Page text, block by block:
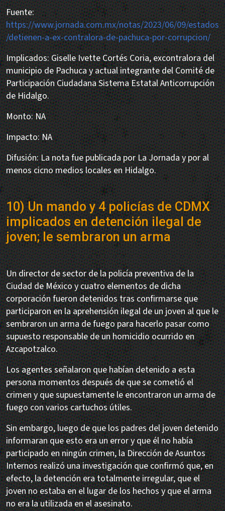
Fuente:
https://www.jornada.com.mx/notas/2023/06/09/estados
/detienen-a-ex-contralora-de-pachuca-por-corrupcion/
Implicados: Giselle Ivette Cortés Coria, excontralora del
municipio de Pachuca y actual integrante del Comité de
Participación Ciudadana Sistema Estatal Anticorrupción
de Hidalgo.
Monto: NA
Impacto: NA
Difusión: La nota fue publicada por La Jornada y por al
menos cicno medios locales en Hidalgo.
10) Un mando y 4 policías de CDMX
implicados en detención ilegal de
joven; le sembraron un arma
Un director de sector de la policía preventiva de la
Ciudad de México y cuatro elementos de dicha
corporación fueron detenidos tras confirmarse que
participaron en la aprehensión ilegal de un joven al que le
sembraron un arma de fuego para hacerlo pasar como
supuesto responsable de un homicidio ocurrido en
Azcapotzalco.
Los agentes señalaron que habían detenido a esta
persona momentos después de que se cometió el
crimen y que supuestamente le encontraron un arma de
fuego con varios cartuchos útiles.
Sin embargo, luego de que los padres del joven detenido
informaran que esto era un error y que él no había
participado en ningún crimen, la Dirección de Asuntos
Internos realizó una investigación que confirmó que, en
efecto, la detención era totalmente irregular, que el
joven no estaba en el lugar de los hechos y que el arma
no era la utilizada en el asesinato.